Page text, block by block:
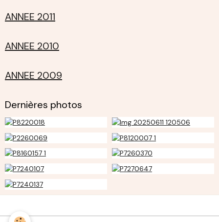
ANNEE 2011
ANNEE 2010
ANNEE 2009
Dernières photos